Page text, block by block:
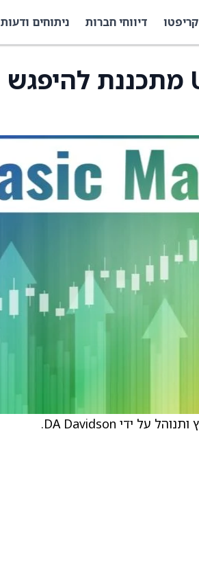
קריפטו דיווחי חברות ניתוחים ודעות